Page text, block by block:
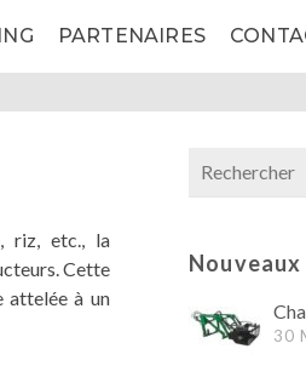
PARTENAIRES
riz, etc., la
Cette
attelée à un
Search
30